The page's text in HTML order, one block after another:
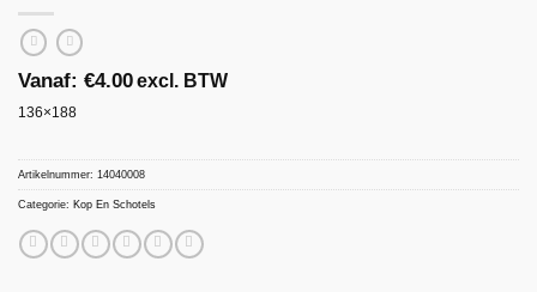
Vanaf: €4.00excl. BTW
136×188
Artikelnummer: 14040008
Categorie: Kop En Schotels